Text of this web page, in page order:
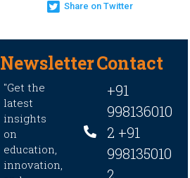
Share on Twitter
Newsletter
"Get the
latest
insights
on
education,
innovation,
Contact
+91
998136010
2 +91
998135010